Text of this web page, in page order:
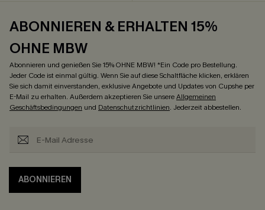
ABONNIEREN & ERHALTEN 15%
OHNE MBW
Abonnieren und genießen Sie 15% OHNE MBW! *Ein Code pro Bestellung.
Jeder Code ist einmal gültig. Wenn Sie auf diese Schaltfläche klicken, erklären
Sie sich damit einverstanden, exklusive Angebote und Updates von Cupshe per
E-Mail zu erhalten. Außerdem akzeptieren Sie unsereAllgemeinen
Geschäftsbedingungen und Datenschutzrichtlinien. Jederzeit abbestellen.
ABONNIEREN